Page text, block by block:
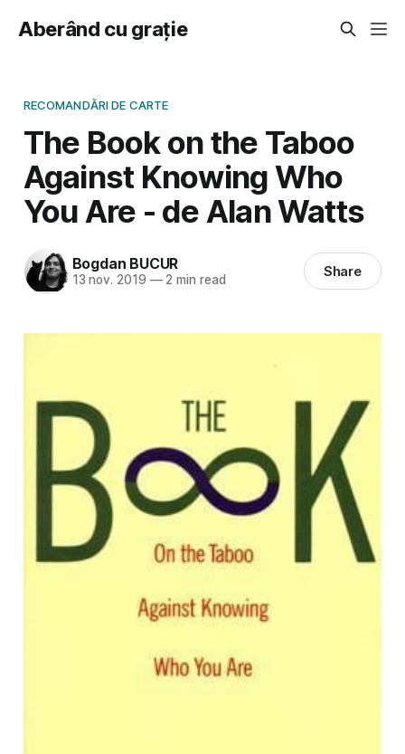
Aberând cu grație
RECOMANDĂRI DE CARTE
The Book on the Taboo
Against Knowing Who
You Are - de Alan Watts
Bogdan BUCUR
13 nov. 2019 —2 min read Share